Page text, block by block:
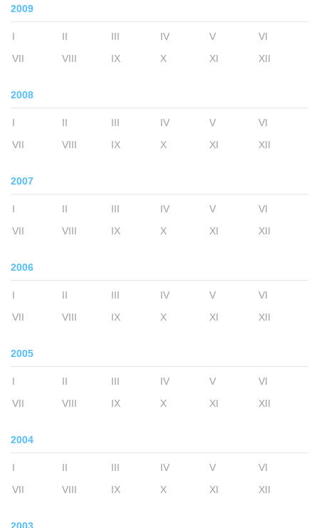
2009
I II III IV V
VI
VII
VIII IX X XI XII
2008
I II III IV V
VI
VII
VIII IX X XI XII
2007
I II III IV V
VI
VII
VIII IX X XI XII
2006
I II III IV V
VI
VII
VIII IX X XI XII
2005
I II III IV V
VI
VII
VIII IX X XI XII
2004
I II III IV V
VI
VII
VIII IX X XI XII
2003